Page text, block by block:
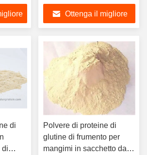
mangimi, certificata
HACCPOttenga il migliore
di
di
Polvere di proteine di
glutine di frumento per
mangimi in sacchetto da